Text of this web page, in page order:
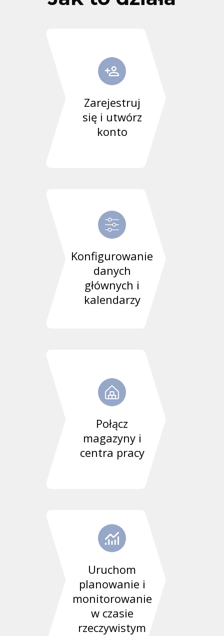
Zarejestruj
się i utwórz
konto
Konfigurowanie
danych
głównych i
kalendarzy
Połącz
magazyny i
centra pracy
Uruchom
planowanie i
monitorowanie
w czasie
rzeczywistym